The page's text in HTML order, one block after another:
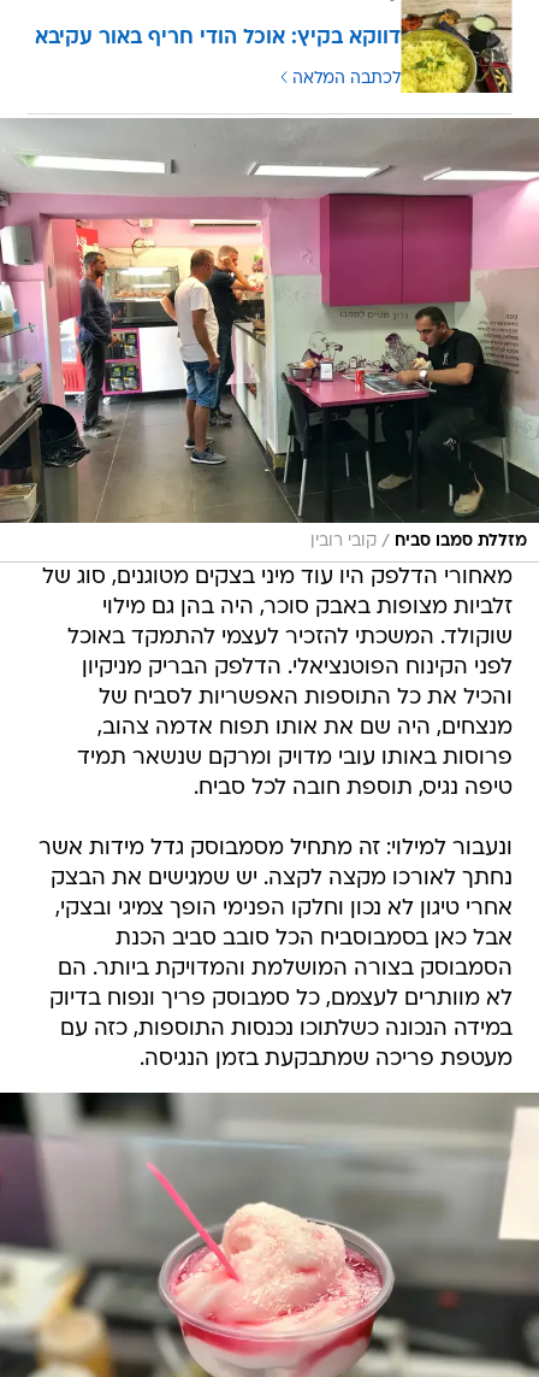
דווקא בקיץ: אוכל הודי חריף באור עקיבא
לכתבה המלאה
מזללת סמבו סביח / קובי רובין
מאחורי הדלפק היו עוד מיני בצקים מטוגנים, סוג של
זלביות מצופות באבק סוכר, היה בהן גם מילוי
שוקולד. המשכתי להזכיר לעצמי להתמקד באוכל
לפני הקינוח הפוטנציאלי. הדלפק הבריק מניקיון
והכיל את כל התוספות האפשריות לסביח של
מנצחים, היה שם את אותו תפוח אדמה צהוב,
פרוסות באותו עובי מדויק ומרקם שנשאר תמיד
טיפה נגיס, תוספת חובה לכל סביח.
ונעבור למילוי: זה מתחיל מסמבוסק גדל מידות אשר
נחתך לאורכו מקצה לקצה. יש שמגישים את הבצק
אחרי טיגון לא נכון וחלקו הפנימי הופך צמיגי ובצקי,
אבל כאן בסמבוסביח הכל סובב סביב הכנת
הסמבוסק בצורה המושלמת והמדויקת ביותר. הם
לא מוותרים לעצמם, כל סמבוסק פריך ונפוח בדיוק
במידה הנכונה כשלתוכו נכנסות התוספות, כזה עם
מעטפת פריכה שמתבקעת בזמן הנגיסה.